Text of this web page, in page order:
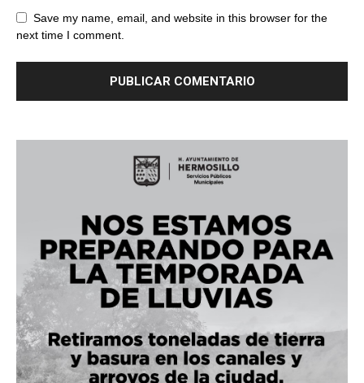
Save my name, email, and website in this browser for the
next time I comment.